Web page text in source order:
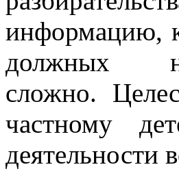
информацию,
должных
сложно.
частному
деятельности